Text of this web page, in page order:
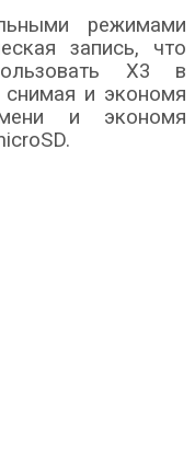
режимами
запись, что
X3 в
снимая и экономя
и экономя